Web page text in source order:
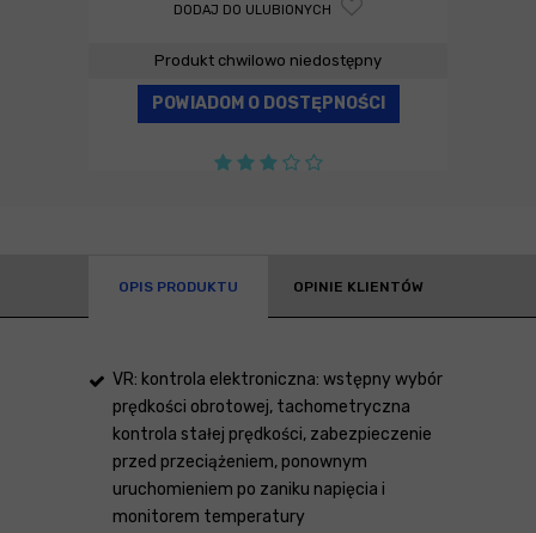
DODAJ DO ULUBIONYCH
Produkt chwilowo niedostępny
POWIADOM O DOSTĘPNOŚCI
OPIS PRODUKTU OPINIE KLIENTÓW
VR: kontrola elektroniczna: wstępny wybór
prędkości obrotowej, tachometryczna
kontrola stałej prędkości, zabezpieczenie
przed przeciążeniem, ponownym
uruchomieniem po zaniku napięcia i
monitorem temperatury